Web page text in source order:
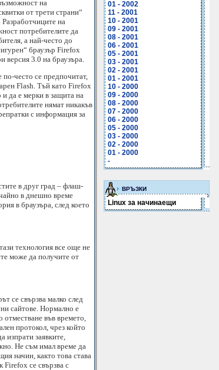
на
от трети страни“
на
потребителите да
а най-често до
браузър Firefox
версия 3.0 на браузъра.
често се предпочитат,
Flash. Тъй като Firefox
да е мерки в защита на
нямат никакъв
с информация за
в друг град – флаш-
в днешно време
в браузъра, след което
технология все още не
може да получите от
се свързва малко след
сайтове. Нормално е
във времето,
протокол, чрез който
изпрати заявките,
Не съм имал време да
начин, както това става
Firefox се свързва с
01 - 2002
11 - 2001
10 - 2001
09 - 2001
08 - 2001
06 - 2001
05 - 2001
03 - 2001
02 - 2001
01 - 2001
10 - 2000
09 - 2000
08 - 2000
07 - 2000
06 - 2000
05 - 2000
03 - 2000
02 - 2000
01 - 2000
-
ВРЪЗКИ
Linux за начинаещи